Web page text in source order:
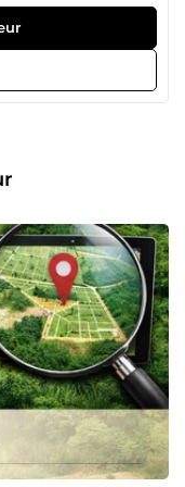
? En tant
j'apporte
de haut
SIG) et de
(ECOCERT)
j'ai
plus de 140
de l'agriculture,
Je combine
avec de fortes
communication
que vos
JE PEUX FAIRE
🌍 Support
de performance,
en œuvre des